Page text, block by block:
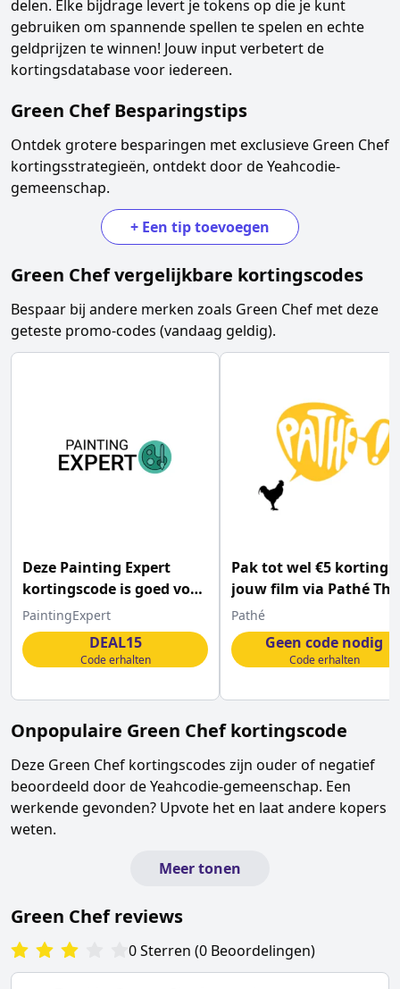
delen. Elke bijdrage levert je tokens op die je kunt
gebruiken om spannende spellen te spelen en echte
geldprijzen te winnen! Jouw input verbetert de
kortingsdatabase voor iedereen.
Green Chef Besparingstips
Ontdek grotere besparingen met exclusieve Green Chef
kortingsstrategieën, ontdekt door de Yeahcodie-
gemeenschap.
+ Een tip toevoegen
Green Chefvergelijkbare kortingscodes
Bespaar bij andere merken zoals Green Chef met deze
geteste promo-codes (vandaag geldig).
Deze Painting Expert
kortingscode is goed voor
15% korting
PaintingExpert
DEAL15
Code erhalten
Pak tot wel €5 korting
jouw film via Pathé
Pathé
Geen code nodig
Code erhalten
Onpopulaire Green Chefkortingscode
Deze Green Chef kortingscodes zijn ouder of negatief
beoordeeld door de Yeahcodie-gemeenschap. Een
werkende gevonden? Upvote het en laat andere kopers
weten.
Meer tonen
Green Chefreviews
0Sterren (0 Beoordelingen)